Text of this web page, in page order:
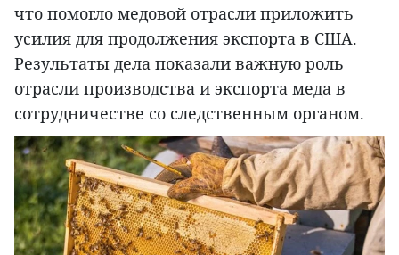
что помогло медовой отрасли приложить
усилия для продолжения экспорта в США.
Результаты дела показали важную роль
отрасли производства и экспорта меда в
сотрудничестве со следственным органом.